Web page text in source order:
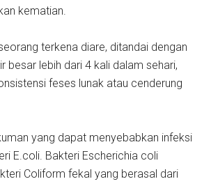
kematian.
terkena diare, ditandai dengan
besar lebih dari 4 kali dalam sehari,
feses lunak atau cenderung
yang dapat menyebabkan infeksi
E.coli. Bakteri Escherichia coli
Coliform fekal yang berasal dari